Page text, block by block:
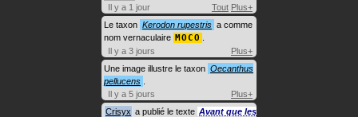
Il y a 1 jour
Tout Plus+
Le taxon Kerodon rupestris a comme
nom vernaculaire MOCO
Il y a 3 jours
Plus+
Une image illustre le taxon Oecanthus
pellucens
Il y a 5 jours
Plus+
Crisyx a publié le texte Avant que les